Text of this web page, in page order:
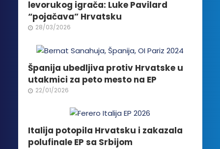
levorukog igrača: Luke Pavilard
“pojačava” Hrvatsku
28/03/2026
Španija ubedljiva protiv Hrvatske u
utakmici za peto mesto na EP
22/01/2026
Italija potopila Hrvatsku i zakazala
polufinale EP sa Srbijom